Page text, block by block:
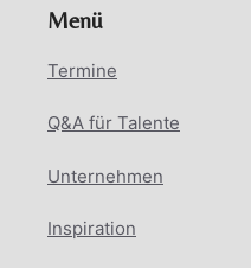
Menü
Termine
Q&A für Talente
Unternehmen
Inspiration